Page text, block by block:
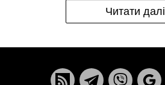
Читати далі